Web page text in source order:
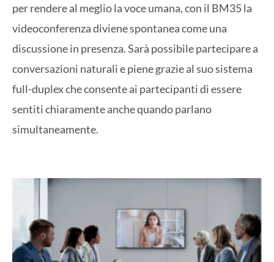
per rendere al meglio la voce umana, con il BM35 la
videoconferenza diviene spontanea come una
discussione in presenza. Sarà possibile partecipare a
conversazioni naturali e piene grazie al suo sistema
full-duplex che consente ai partecipanti di essere
sentiti chiaramente anche quando parlano
simultaneamente.